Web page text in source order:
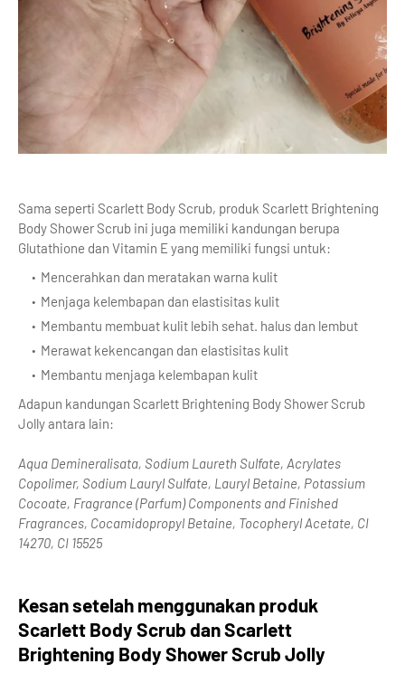
Sama seperti Scarlett Body Scrub, produk Scarlett Brightening
Body Shower Scrub ini juga memiliki kandungan berupa
Glutathione dan Vitamin E yang memiliki fungsi untuk:
Mencerahkan dan meratakan warna kulit
Menjaga kelembapan dan elastisitas kulit
Membantu membuat kulit lebih sehat. halus dan lembut
Merawat kekencangan dan elastisitas kulit
Membantu menjaga kelembapan kulit
Adapun kandungan Scarlett Brightening Body Shower Scrub
Jolly antara lain:
Aqua Demineralisata, Sodium Laureth Sulfate, Acrylates
Copolimer, Sodium Lauryl Sulfate, Lauryl Betaine, Potassium
Cocoate, Fragrance (Parfum) Components and Finished
Fragrances, Cocamidopropyl Betaine, Tocopheryl Acetate, CI
14270, CI 15525
Kesan setelah menggunakan produk
Scarlett Body Scrub dan Scarlett
Brightening Body Shower Scrub Jolly